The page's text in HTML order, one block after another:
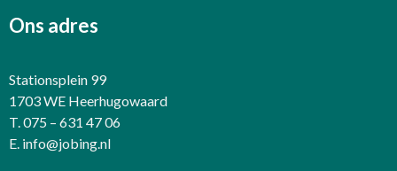
Ons adres
Stationsplein 99
1703 WE Heerhugowaard
T. 075 – 631 47 06
E. info@jobing.nl